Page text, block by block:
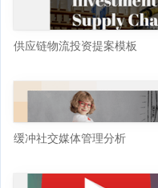
供应链物流投资提案模板
缓冲社交媒体管理分析